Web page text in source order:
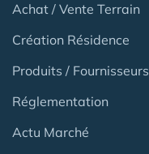
Achat / Vente Terrain
Création Résidence
Produits / Fournisseurs
Réglementation
Actu Marché